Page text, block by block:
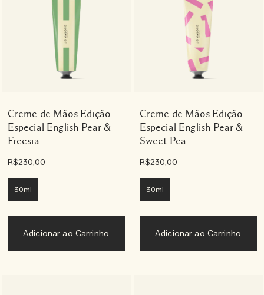
Creme de Mãos Edição
Especial English Pear &
Freesia
R$230,00
30ml
Adicionar ao Carrinho
Creme de Mãos Edição
Especial English Pear &
Sweet Pea
R$230,00
30ml
Adicionar ao Carrinho